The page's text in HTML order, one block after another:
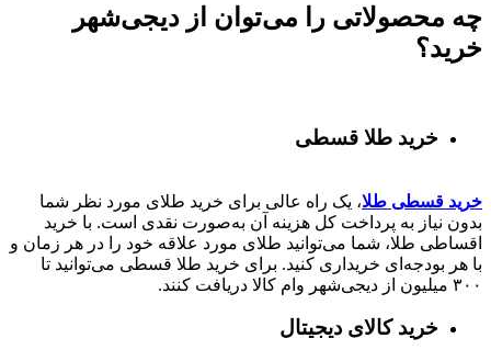
چه محصولاتی را می‌توان از دیجی‌شهر
خرید؟
خرید طلا قسطی
خرید قسطی طلا، یک راه عالی برای خرید طلای مورد نظر شما
بدون نیاز به پرداخت کل هزینه آن به‌صورت نقدی است. با خرید
اقساطی طلا، شما می‌توانید طلای مورد علاقه خود را در هر زمان و
با هر بودجه‌ای خریداری کنید. برای خرید طلا قسطی می‌توانید تا
۳۰۰ میلیون از دیجی‌شهر وام کالا دریافت کنند.
خرید کالای دیجیتال